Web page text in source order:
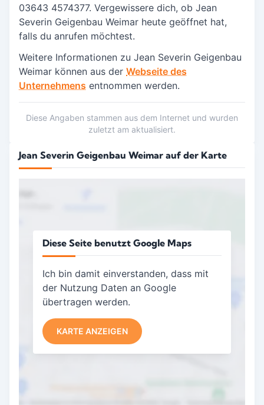
03643 4574377. Vergewissere dich, ob Jean
Severin Geigenbau Weimar heute geöffnet hat,
falls du anrufen möchtest.
Weitere Informationen zu Jean Severin Geigenbau
Weimar können aus der Webseite des
Unternehmens entnommen werden.
Diese Angaben stammen aus dem Internet und wurden
zuletzt am aktualisiert.
Jean Severin Geigenbau Weimar auf der Karte
Diese Seite benutzt Google Maps
Ich bin damit einverstanden, dass mit
der Nutzung Daten an Google
übertragen werden.
KARTE ANZEIGEN